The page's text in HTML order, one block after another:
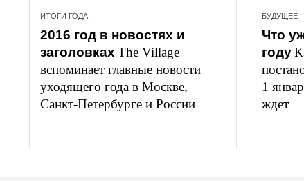
ИТОГИ ГОДА
2016 год в новостях и
заголовках The Village
вспоминает главные новости
уходящего года в Москве,
Санкт-Петербурге и России
БУДУЩЕЕ
Что
году
1
ждет